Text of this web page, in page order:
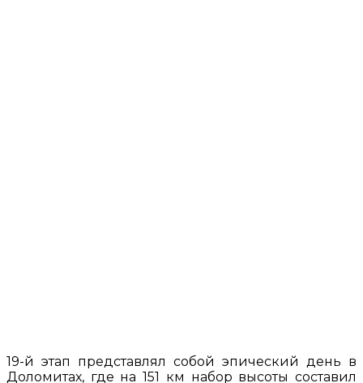
19-й этап представлял собой эпический день в
Доломитах, где на 151 км набор высоты составил